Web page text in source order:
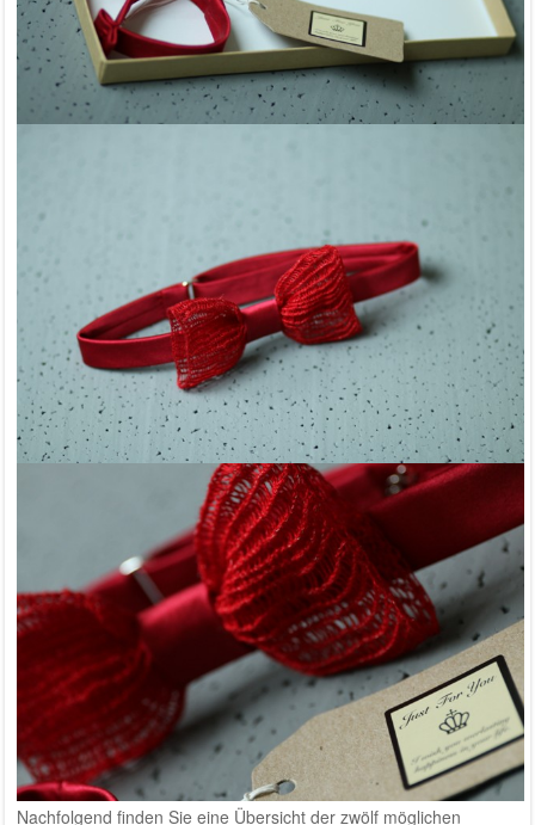
Nachfolgend finden Sie eine Übersicht der zwölf möglichen